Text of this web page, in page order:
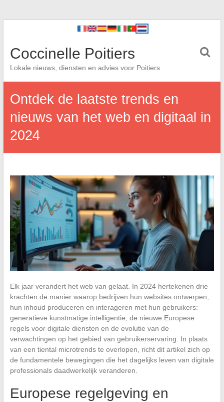
Coccinelle Poitiers
Lokale nieuws, diensten en advies voor Poitiers
Ontdek de laatste trends en
nieuws van het web en digitaal in
2024
Elk jaar verandert het web van gelaat. In 2024 hertekenen drie
krachten de manier waarop bedrijven hun websites ontwerpen,
hun inhoud produceren en interageren met hun gebruikers:
generatieve kunstmatige intelligentie, de nieuwe Europese
regels voor digitale diensten en de evolutie van de
verwachtingen op het gebied van gebruikerservaring. In plaats
van een tiental microtrends te overlopen, richt dit artikel zich op
de fundamentele bewegingen die het dagelijks leven van digitale
professionals daadwerkelijk veranderen.
Europese regelgeving en